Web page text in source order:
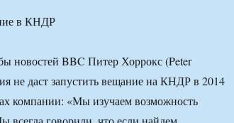
новостей BBC Питер Хоррокс (Peter
не даст запустить вещание на КНДР в 2014
компании: «Мы изучаем возможность